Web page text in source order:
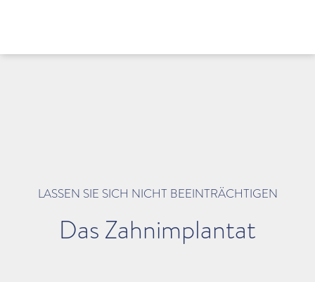
Das Zahnimplantat
LASSEN SIE SICH NICHT BEEINTRÄCHTIGEN